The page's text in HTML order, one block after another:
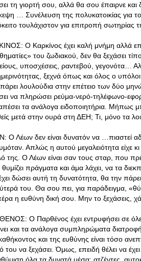
τη γιορτή σου, αλλά θα σου έπαιρνε
… Συνέλευση της πολυκατοικίας για
τουλάχιστον για επιτροπή σωτηρίας
Ο Καρκίνος έχει καλή μνήμη αλλά
του ζωδιακού, δεν θα ξεχάσει
υποσχέσεις, ραντεβού, γεγονότα…
ξεχνά όπως και όλος ο
λουλούδια στην επέτειο των δύο
να πληρώσει ρεύμα-νερό-τηλέφωνο-
τα ανάλογα ειδοποιητήρια. Μήπως
μετά στην ουρά στη ΔΕΗ; Τι, μόνο τα
Ο Λέων δεν είναι δυνατόν να …πιαστεί
Απλώς η αυτού μεγαλειότητα είχε
της. Ο Λέων είναι σαν τους σταρ, που
πράγματα και άμα λάχει, να τα
δώσει αυτή τη δυνατότητα, θα την
του. Θα σου πει, για παράδειγμα,
η ευθύνη δική σου. Μην το ξεχάσεις,
Ο Παρθένος έχει εντρυφήσει σε
και τα ανάλογα συμπληρώματα
και της ευθύνης είναι τόσο
του να ξεχάσει. Όμως, επειδή θέλει να